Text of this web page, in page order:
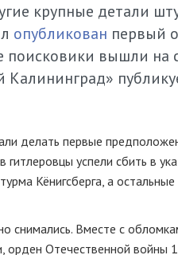
крупные детали
опубликован первый
вышли на
делать первые
гитлеровцы успели сбить в
Кёнигсберга, а
снимались. Вместе с
орден Отечественной